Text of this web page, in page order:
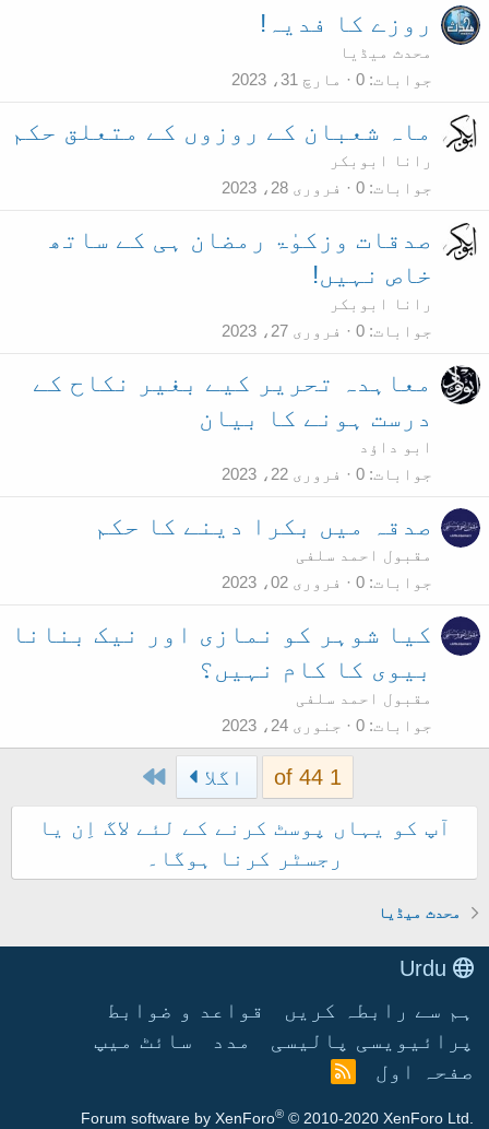
روزے کا فدیہ!
محدث میڈیا
جوابات 0 مارچ 31، 2023
ماہ شعبان کے روزوں کے متعلق حکم
رانا ابوبکر
جوابات 0 فروری 28، 2023
صدقات وزکوٰۃ رمضان ہی کے ساتھ
خاص نہیں!
رانا ابوبکر
جوابات 0 فروری 27، 2023
معاہدہ تحریر کیے بغیر نکاح کے
درست ہونے کا بیان
ابو داؤد
جوابات 0 فروری 22، 2023
صدقہ میں بکرا دینے کا حکم
مقبول احمد سلفی
جوابات 0 فروری 02، 2023
کیا شوہر کو نمازی اور نیک بنانا
بیوی کا کام نہیں؟
مقبول احمد سلفی
جوابات 0 جنوری 24، 2023
1 of 44 اگلا Last
آپ کو یہاں پوسٹ کرنے کے لئے لاگ اِن یا
رجسٹر کرنا ہوگا۔
محدث میڈیا
ہم سے رابطہ کریں
قواعد و ضوابط
پرائیویسی پالیسی
مدد
سائٹ میپ
صفحہ اول
آ
ا
Forum software by XenForo® © 2010-2020 XenForo Ltd.